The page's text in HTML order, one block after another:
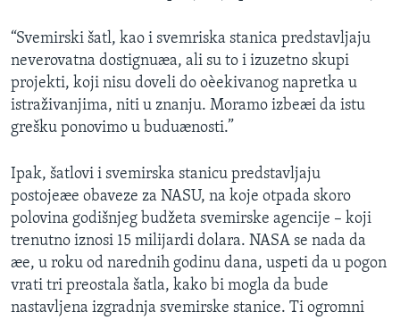
INTERVJU
“Svemirski šatl, kao i svemriska stanica predstavljaju
neverovatna dostignuæa, ali su to i izuzetno skupi
projekti, koji nisu doveli do oèekivanog napretka u
istraživanjima, niti u znanju. Moramo izbeæi da istu
grešku ponovimo u buduænosti.”
Ipak, šatlovi i svemirska stanicu predstavljaju
postojeæe obaveze za NASU, na koje otpada skoro
polovina godišnjeg budžeta svemirske agencije – koji
trenutno iznosi 15 milijardi dolara. NASA se nada da
æe, u roku od narednih godinu dana, uspeti da u pogon
vrati tri preostala šatla, kako bi mogla da bude
nastavljena izgradnja svemirske stanice. Ti ogromni